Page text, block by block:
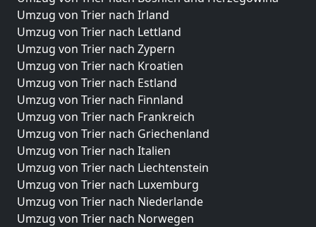
Umzug von Trier nach Irland
Umzug von Trier nach Lettland
Umzug von Trier nach Zypern
Umzug von Trier nach Kroatien
Umzug von Trier nach Estland
Umzug von Trier nach Finnland
Umzug von Trier nach Frankreich
Umzug von Trier nach Griechenland
Umzug von Trier nach Italien
Umzug von Trier nach Liechtenstein
Umzug von Trier nach Luxemburg
Umzug von Trier nach Niederlande
Umzug von Trier nach Norwegen